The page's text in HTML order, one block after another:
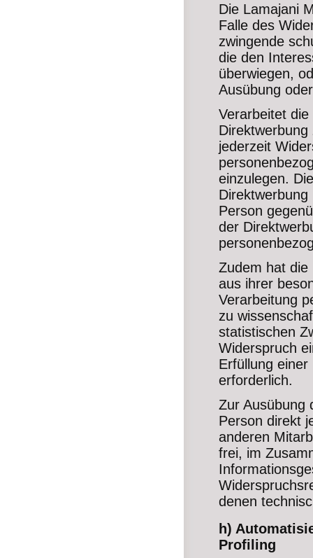
Die Lamajani
Falle des
zwingende
die den
überwiegen,
Ausübung
Verarbeitet
jederzeit
einzulegen.
Person
der
Zudem hat
aus ihrer
Verarbeitung
zu
statistischen
Widerspruch
Erfüllung
erforderlich.
Zur Ausübung
Person direkt
anderen
frei, im
denen
h)
Profiling